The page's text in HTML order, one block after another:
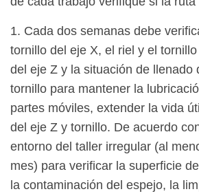
1. Cada dos semanas debe
tornillo del eje X, el riel y el
del eje Z y la situación de llenado
tornillo para mantener la
partes móviles, extender la vida
del eje Z y tornillo. De acuerdo
entorno del taller irregular (al
mes) para verificar la superficie
la contaminación del espejo, la